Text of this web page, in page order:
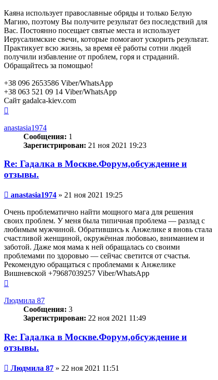
Каяна использует православные обряды и только Белую
Магию, поэтому Вы получите результат без последствий для
Вас. Постоянно посещает святые места и использует
Иерусалимские свечи, которые помогают ускорить результат.
Практикует всю жизнь, за время её работы сотни людей
получили избавление от проблем, горя и страданий.
Обращайтесь за помощью!
+38 096 2653586 Viber/WhatsApp
+38 063 521 09 14 Viber/WhatsApp
Сайт gadalca-kiev.com
началу
anastasia1974
Сообщения: 1
Зарегистрирован: 21 ноя 2021 19:23
Re: Гадалка в Москве.Форум,обсуждение и
отзывы.
Сообщение
anastasia1974 » 21 ноя 2021 19:25
Очень проблематично найти мощного мага для решения
своих проблем. У меня была типичная проблема — разлад с
любимым мужчиной. Обратившись к Анжелике я вновь стала
счастливой женщиной, окружённая любовью, вниманием и
заботой. Даже моя мама к ней обращалась со своими
проблемами по здоровью — сейчас светится от счастья.
Рекомендую обращаться с проблемами к Анжелике
Вишневской +79687039257 Viber/WhatsApp
началу
Людмила 87
Сообщения: 3
Зарегистрирован: 22 ноя 2021 11:49
Re: Гадалка в Москве.Форум,обсуждение и
отзывы.
Сообщение
Людмила 87 » 22 ноя 2021 11:51